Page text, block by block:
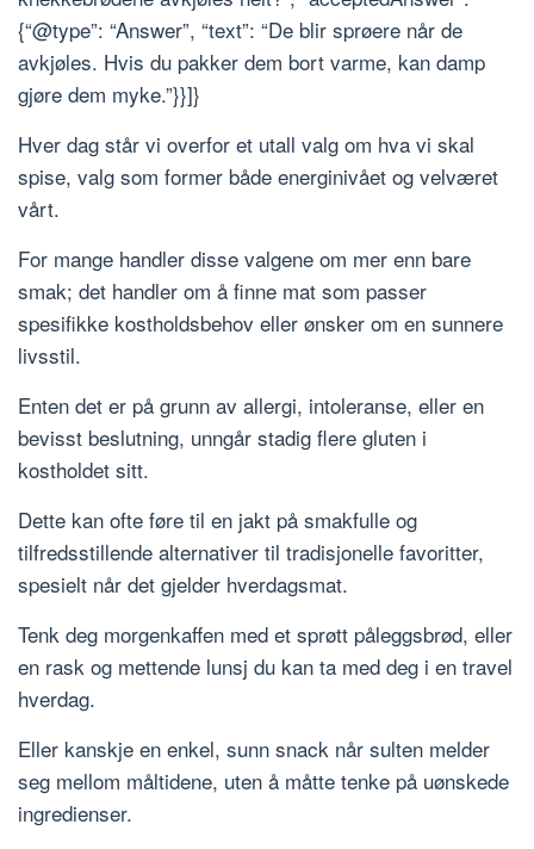
{“@type”: “Answer”, “text”: “De blir sprøere når de
avkjøles. Hvis du pakker dem bort varme, kan damp
gjøre dem myke.”}}]}
Hver dag står vi overfor et utall valg om hva vi skal
spise, valg som former både energinivået og velværet
vårt.
For mange handler disse valgene om mer enn bare
smak; det handler om å finne mat som passer
spesifikke kostholdsbehov eller ønsker om en sunnere
livsstil.
Enten det er på grunn av allergi, intoleranse, eller en
bevisst beslutning, unngår stadig flere gluten i
kostholdet sitt.
Dette kan ofte føre til en jakt på smakfulle og
tilfredsstillende alternativer til tradisjonelle favoritter,
spesielt når det gjelder hverdagsmat.
Tenk deg morgenkaffen med et sprøtt påleggsbrød, eller
en rask og mettende lunsj du kan ta med deg i en travel
hverdag.
Eller kanskje en enkel, sunn snack når sulten melder
seg mellom måltidene, uten å måtte tenke på uønskede
ingredienser.